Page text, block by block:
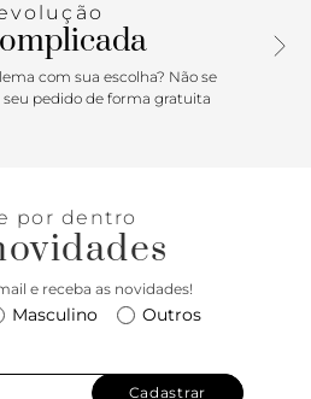
com sua escolha? Não se
seu pedido de forma gratuita
por dentro
e receba as novidades!
Masculino Outros
Cadastrar